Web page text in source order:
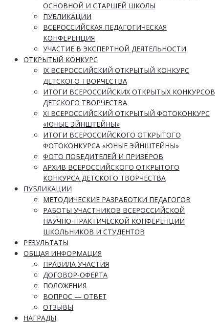
ОСНОВНОЙ И СТАРШЕЙ ШКОЛЫ
ПУБЛИКАЦИИ
ВСЕРОССИЙСКАЯ ПЕДАГОГИЧЕСКАЯ
КОНФЕРЕНЦИЯ
УЧАСТИЕ В ЭКСПЕРТНОЙ ДЕЯТЕЛЬНОСТИ
ОТКРЫТЫЙ КОНКУРС
IX ВСЕРОССИЙСКИЙ ОТКРЫТЫЙ КОНКУРС
ДЕТСКОГО ТВОРЧЕСТВА
ИТОГИ ВСЕРОССИЙСКИХ ОТКРЫТЫХ КОНКУРСОВ
ДЕТСКОГО ТВОРЧЕСТВА
XI ВСЕРОССИЙСКИЙ ОТКРЫТЫЙ ФОТОКОНКУРС
«ЮНЫЕ ЭЙНШТЕЙНЫ»
ИТОГИ ВСЕРОССИЙСКОГО ОТКРЫТОГО
ФОТОКОНКУРСА «ЮНЫЕ ЭЙНШТЕЙНЫ»
ФОТО ПОБЕДИТЕЛЕЙ И ПРИЗЁРОВ
АРХИВ ВСЕРОССИЙСКОГО ОТКРЫТОГО
КОНКУРСА ДЕТСКОГО ТВОРЧЕСТВА
ПУБЛИКАЦИИ
МЕТОДИЧЕСКИЕ РАЗРАБОТКИ ПЕДАГОГОВ
РАБОТЫ УЧАСТНИКОВ ВСЕРОССИЙСКОЙ
НАУЧНО-ПРАКТИЧЕСКОЙ КОНФЕРЕНЦИИ
ШКОЛЬНИКОВ И СТУДЕНТОВ
РЕЗУЛЬТАТЫ
ОБЩАЯ ИНФОРМАЦИЯ
ПРАВИЛА УЧАСТИЯ
ДОГОВОР-ОФЕРТА
ПОЛОЖЕНИЯ
ВОПРОС — ОТВЕТ
ОТЗЫВЫ
НАГРАДЫ